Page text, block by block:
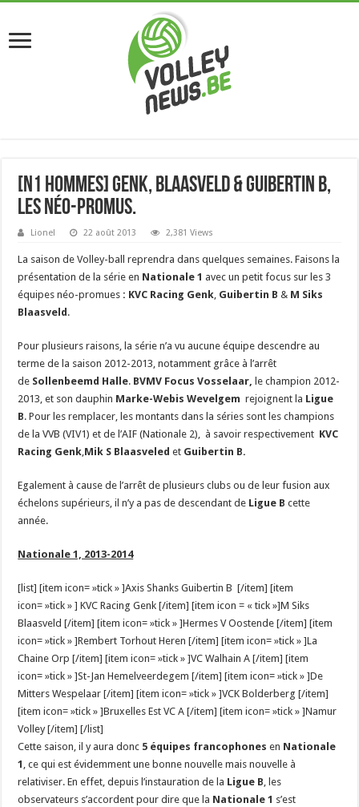
[N1 Hommes] Genk, Blaasveld & Guibertin B,
les néo-promus.
Lionel 22 août 2013 2,381 Views
La saison de Volley-ball reprendra dans quelques semaines. Faisons la
présentation de la série en Nationale 1 avec un petit focus sur les 3
équipes néo-promues: KVC Racing Genk, Guibertin B& M Siks
Blaasveld .
Pour plusieurs raisons, la série n’a vu aucune équipe descendre au
terme de la saison 2012-2013, notamment grâce à l’arrêt
de Sollenbeemd Halle. BVMV Focus Vosselaar, le champion 2012-
2013, et son dauphin Marke-Webis Wevelgem rejoignent la Ligue
B. Pour les remplacer, les montants dans la séries sont les champions
de la VVB (VIV1) et de l’AIF (Nationale 2), à savoir respectivement KVC
Racing Genk,Mik S Blaasveled et Guibertin B.
Egalement à cause de l’arrêt de plusieurs clubs ou de leur fusion aux
échelons supérieurs, il n’y a pas de descendant de Ligue B cette
année.
Nationale 1, 2013-2014
[list] [item icon= »tick » ]Axis Shanks Guibertin B [/item] [item
icon= »tick » ] KVC Racing Genk [/item] [item icon = « tick »]M Siks
Blaasveld [/item] [item icon= »tick » ]Hermes V Oostende [/item] [item
icon= »tick » ]Rembert Torhout Heren [/item] [item icon= »tick » ]La
Chaine Orp [/item] [item icon= »tick » ]VC Walhain A [/item] [item
icon= »tick » ]St-Jan Hemelveerdegem [/item] [item icon= »tick » ]De
Mitters Wespelaar [/item] [item icon= »tick » ]VCK Bolderberg [/item]
[item icon= »tick » ]Bruxelles Est VC A [/item] [item icon= »tick » ]Namur
Volley [/item] [/list]
Cette saison, il y aura donc 5 équipes francophones en Nationale
1 , ce qui est évidemment une bonne nouvelle mais nouvelle à
relativiser. En effet, depuis l’instauration de la Ligue B, les
observateurs s’accordent pour dire que la Nationale 1 s’est